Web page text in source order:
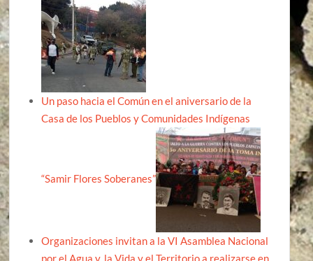
Un paso hacia el Común en el aniversario de la
Casa de los Pueblos y Comunidades Indígenas
“Samir Flores Soberanes”
Organizaciones invitan a la VI Asamblea Nacional
por el Agua y, la Vida y el Territorio a realizarse en